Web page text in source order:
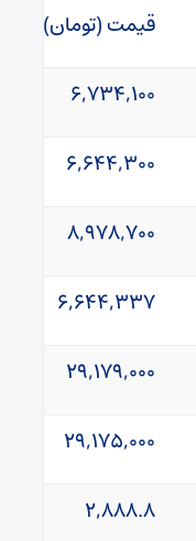
قیمت (تومان)
۶,۷۳۴,۱۰۰
۶,۶۴۴,۳۰۰
۸,۹۷۸,۷۰۰
۶,۶۴۴,۳۳۷
۲۹,۱۷۹,۰۰۰
۲۹,۱۷۵,۰۰۰
۲,۸۸۸.۸